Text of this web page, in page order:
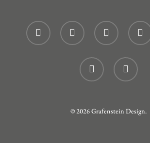
twitter facebook linkedin youtube
phone email
© 2026 Grafenstein Design.